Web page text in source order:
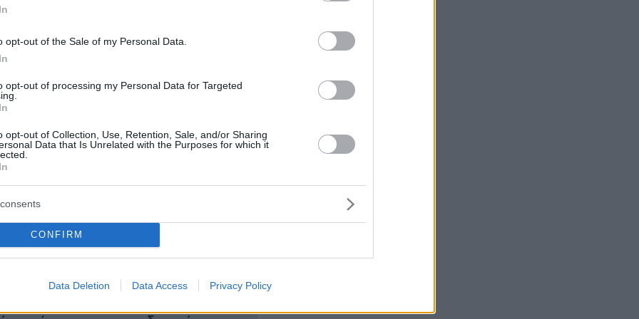
opt-out of the Sale of my Personal Data.
opt-out of processing my Personal Data for Targeted
opt-out of Collection, Use, Retention, Sale, and/or Sharing
Data that Is Unrelated with the Purposes for which it
CONFIRM
Data Deletion Data Access Privacy Policy
απότομα, μέσα σε ένα καλοκαίρι, όταν
μου η οποία έφυγε νέα και πολύ
η Παρθενόπη Μπουζούρη
η Κέιτ από τα μηνύματα υποστήριξης -
μάχη της πριγκίπισσας της Ουαλίας με τον
Αγώνες 2024: Η αφή της Φλόγας, οι κίονες
μαθήματα